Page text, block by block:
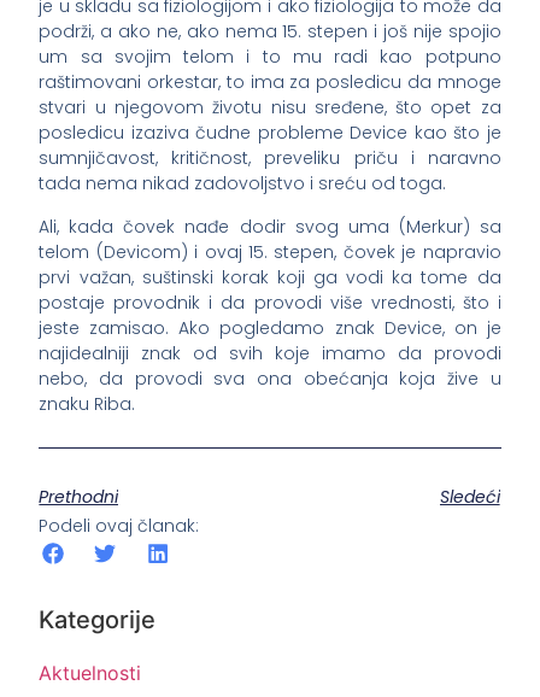
je u skladu sa fiziologijom i ako fiziologija to može da
podrži, a ako ne, ako nema 15. stepen i još nije spojio
um sa svojim telom i to mu radi kao potpuno
raštimovani orkestar, to ima za posledicu da mnoge
stvari u njegovom životu nisu sređene, što opet za
posledicu izaziva čudne probleme Device kao što je
sumnjičavost, kritičnost, preveliku priču i naravno
tada nema nikad zadovoljstvo i sreću od toga.
Ali, kada čovek nađe dodir svog uma (Merkur) sa
telom (Devicom) i ovaj 15. stepen, čovek je napravio
prvi važan, suštinski korak koji ga vodi ka tome da
postaje provodnik i da provodi više vrednosti, što i
jeste zamisao. Ako pogledamo znak Device, on je
najidealniji znak od svih koje imamo da provodi
nebo, da provodi sva ona obećanja koja žive u
znaku Riba.
Prethodni
Sledeći
Podeli ovaj članak:
Kategorije
Aktuelnosti